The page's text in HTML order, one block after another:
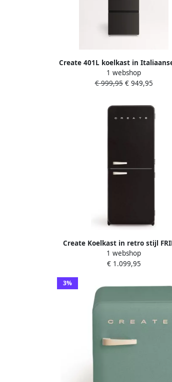
Create 401L koelkast in
met Perfect Fit Space Pro en
Zwart FRIDGE STUDIO COMBI PRO
1 webshop
€ 999,95€ 949,95
Create Koelkast in retro stijl
RETRO COMBI 401 L
1 webshop
€ 1.099,95
3%